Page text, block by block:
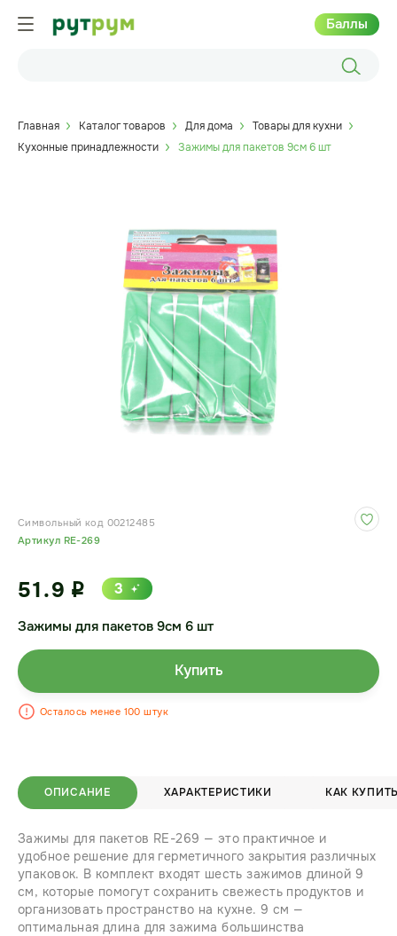
Баллы
Главная Каталог товаров Для дома
Товары для кухни
Кухонные принадлежности
Зажимы для пакетов 9см 6 шт
ОПИСАНИЕ ХАРАКТЕРИСТИКИ КАК
Зажимы для пакетов RE-269 — это практичное и
удобное решение для герметичного закрытия различных
упаковок. В комплект входят шесть зажимов длиной 9
см, которые помогут сохранить свежесть продуктов и
организовать пространство на кухне. 9 см —
оптимальная длина для зажима большинства
Символьный код 00212485
Артикул RE-269
Зажимы для пакетов 9см 6 шт
51.9 i 3
Купить
Осталось менее 100 штук